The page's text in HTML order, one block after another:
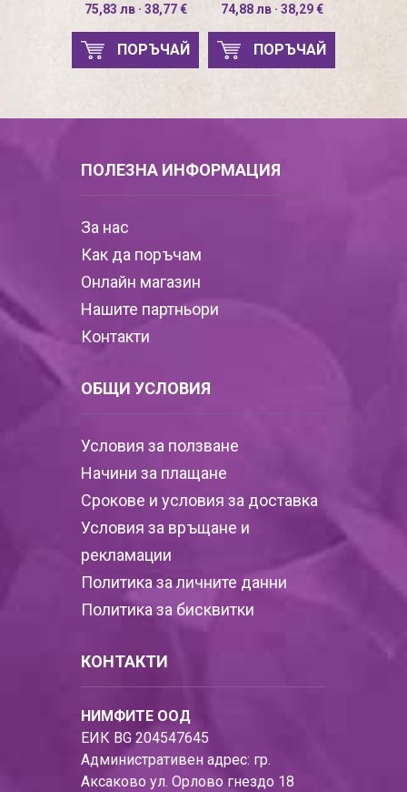
75,83 лв · 38,77 €
ПОРЪЧАЙ
74,88 лв · 38,29 €
ПОРЪЧАЙ
ПОЛЕЗНА ИНФОРМАЦИЯ
За нас
Как да поръчам
Онлайн магазин
Нашите партньори
Контакти
ОБЩИ УСЛОВИЯ
Условия за ползване
Начини за плащане
Срокове и условия за доставка
Условия за връщане и
рекламации
Политика за личните данни
Политика за бисквитки
КОНТАКТИ
НИМФИТЕ ООД
ЕИК BG 204547645
Административен адрес: гр.
Аксаково ул. Орлово гнездо 18